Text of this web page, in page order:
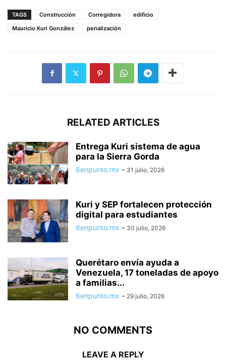
TAGS Construcción Corregidora
edificio
Mauricio Kuri González
penalización
RELATED ARTICLES
Entrega Kuri sistema de agua
para la Sierra Gorda
6enpunto.mx - 31 julio, 2026
Kuri y SEP fortalecen protección
digital para estudiantes
6enpunto.mx - 30 julio, 2026
Querétaro envía ayuda a
Venezuela, 17 toneladas de apoyo
a familias...
6enpunto.mx - 29 julio, 2026
NO COMMENTS
LEAVE A REPLY